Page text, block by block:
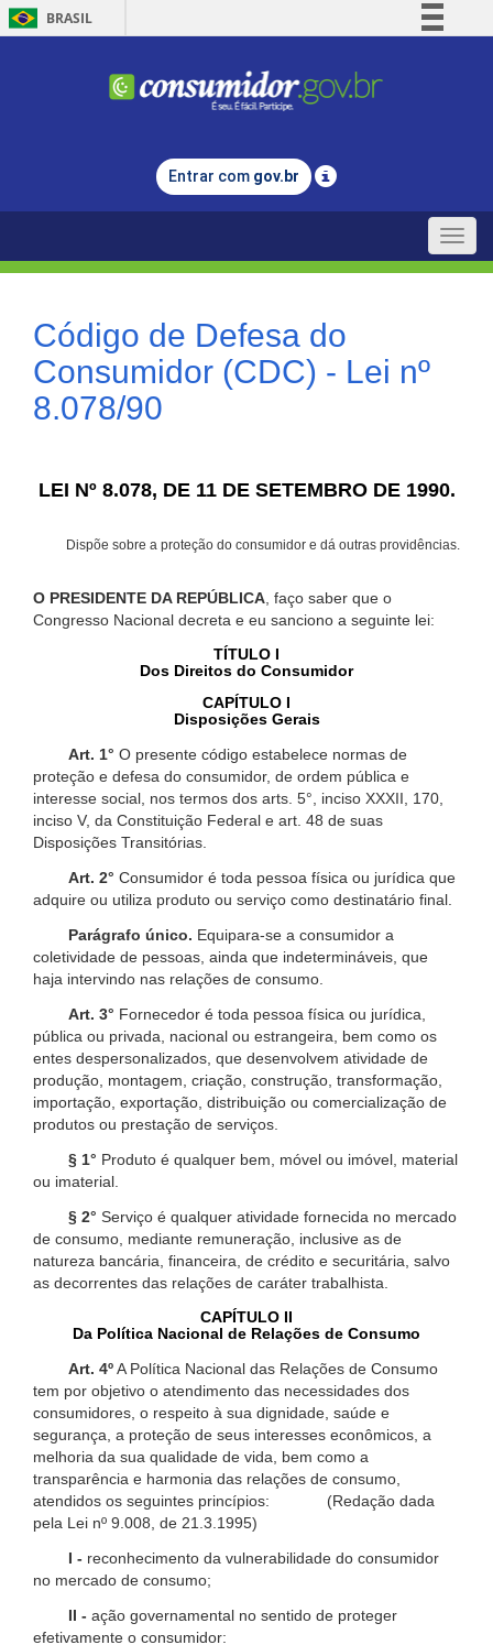
BRASIL
Comunica BR
Legislação
Entrar com gov.br
Toggle
Código de Defesa do
Consumidor (CDC) - Lei nº
8.078/90
LEI Nº 8.078, DE 11 DE SETEMBRO DE 1990.
Dispõe sobre a proteção do consumidor e dá outras providências.
O PRESIDENTE DA REPÚBLICA , faço saber que o
Congresso Nacional decreta e eu sanciono a seguinte lei:
TÍTULO I
Dos Direitos do Consumidor
CAPÍTULO I
Disposições Gerais
Art. 1° O presente código estabelece normas de
proteção e defesa do consumidor, de ordem pública e
interesse social, nos termos dos arts. 5°, inciso XXXII, 170,
inciso V, da Constituição Federal e art. 48 de suas
Disposições Transitórias.
Art. 2° Consumidor é toda pessoa física ou jurídica que
adquire ou utiliza produto ou serviço como destinatário final.
Parágrafo único. Equipara-se a consumidor a
coletividade de pessoas, ainda que indetermináveis, que
haja intervindo nas relações de consumo.
Art. 3° Fornecedor é toda pessoa física ou jurídica,
pública ou privada, nacional ou estrangeira, bem como os
entes despersonalizados, que desenvolvem atividade de
produção, montagem, criação, construção, transformação,
importação, exportação, distribuição ou comercialização de
produtos ou prestação de serviços.
§ 1° Produto é qualquer bem, móvel ou imóvel, material
ou imaterial.
§ 2° Serviço é qualquer atividade fornecida no mercado
de consumo, mediante remuneração, inclusive as de
natureza bancária, financeira, de crédito e securitária, salvo
as decorrentes das relações de caráter trabalhista.
CAPÍTULO II
Da Política Nacional de Relações de Consumo
Art. 4ºA Política Nacional das Relações de Consumo
tem por objetivo o atendimento das necessidades dos
consumidores, o respeito à sua dignidade, saúde e
segurança, a proteção de seus interesses econômicos, a
melhoria da sua qualidade de vida, bem como a
transparência e harmonia das relações de consumo,
atendidos os seguintes princípios: (Redação dada
pela Lei nº 9.008, de 21.3.1995)
I - reconhecimento da vulnerabilidade do consumidor
no mercado de consumo;
II - ação governamental no sentido de proteger
efetivamente o consumidor: